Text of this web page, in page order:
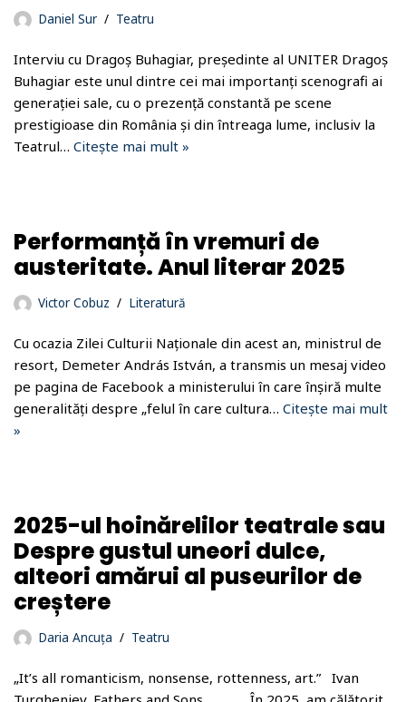
Daniel Sur Teatru
Interviu cu Dragoș Buhagiar, președinte al UNITER Dragoș
Buhagiar este unul dintre cei mai importanți scenografi ai
generației sale, cu o prezență constantă pe scene
prestigioase din România și din întreaga lume, inclusiv la
Teatrul… Citește mai mult »
Performanță în vremuri de
austeritate. Anul literar 2025
Victor Cobuz Literatură
Cu ocazia Zilei Culturii Naționale din acest an, ministrul de
resort, Demeter András István, a transmis un mesaj video
pe pagina de Facebook a ministerului în care înșiră multe
generalități despre „felul în care cultura… Citește mai mult
»
2025-ul hoinărelilor teatrale sau
Despre gustul uneori dulce,
alteori amărui al puseurilor de
creștere
Daria Ancuța Teatru
„It’s all romanticism, nonsense, rottenness, art.” Ivan